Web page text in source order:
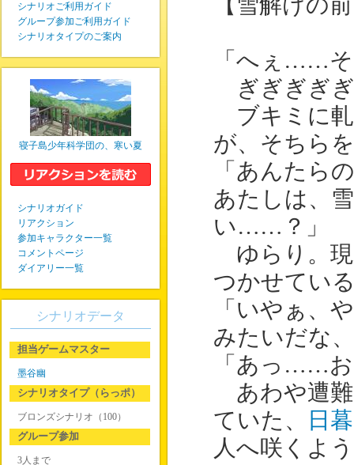
【雪解けの
「へぇ……
ぎぎぎぎ
ブキミに軋
が、そちら
「あんたら
あたしは、
い……？」
ゆらり。現
つかせてい
「いやぁ、
みたいだな
「あっ……
あわや遭難
ていた、
日
人へ咲くよ
シナリオご利用ガイド
グループ参加ご利用ガイド
シナリオタイプのご案内
寝子島少年科学団の、寒い夏
シナリオガイド
リアクション
参加キャラクター一覧
コメントページ
ダイアリー一覧
シナリオデータ
担当ゲームマスター
墨谷幽
シナリオタイプ（らっポ）
ブロンズシナリオ（100）
グループ参加
3人まで